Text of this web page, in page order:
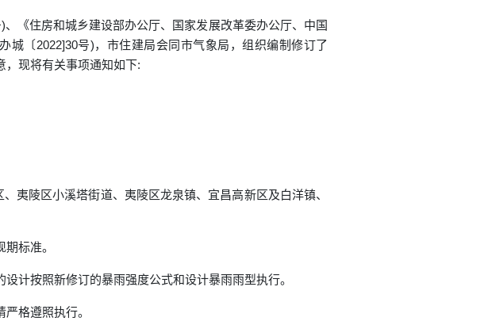
《住房和城乡建设部办公厅、国家发展改革委办公厅、中国
〔2022]30号)，市住建局会同市气象局，组织编制修订了
，现将有关事项通知如下:
夷陵区小溪塔街道、夷陵区龙泉镇、宜昌高新区及白洋镇、
标准。
计按照新修订的暴雨强度公式和设计暴雨雨型执行。
格遵照执行。